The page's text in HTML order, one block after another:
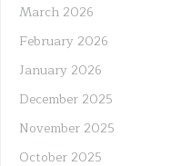
March 2026
February 2026
January 2026
December 2025
November 2025
October 2025